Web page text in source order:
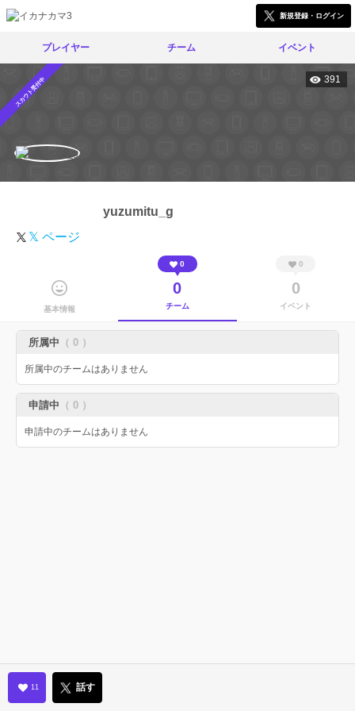
新規登録・ログイン
プレイヤー チーム イベント
スカウト受付中 391
yuzumitu_g
𝕏 ページ
基本情報
0
0
チーム
0
0
イベント
所属中 （ 0 ）
所属中のチームはありません
申請中 （ 0 ）
申請中のチームはありません
11 話す